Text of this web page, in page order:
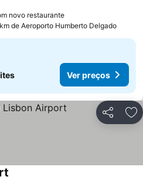
novo restaurante
de Aeroporto Humberto Delgado
Ver preços
Partilhar